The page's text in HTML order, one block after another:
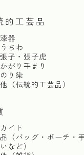
的工芸品
器
ちわ
子・張子虎
がり手まり
り染
（伝統的工芸品）
イト
（バッグ・ポーチ・
など）